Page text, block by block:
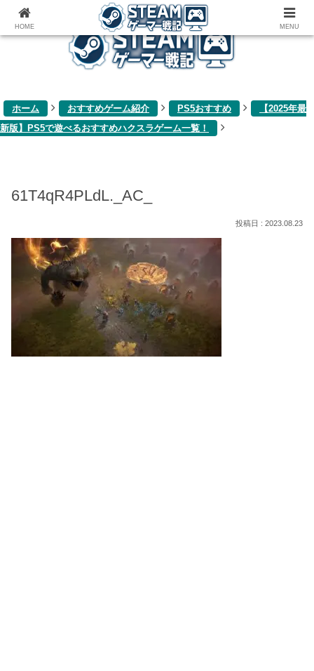
ゲーム関連雑記ブログ
ホーム おすすめゲーム紹介 PS5おすすめ
【2025年最
新版】PS5で遊べるおすすめハクスラゲーム一覧！
61T4qR4PLdL._AC_
2023.08.23
HOME MENU